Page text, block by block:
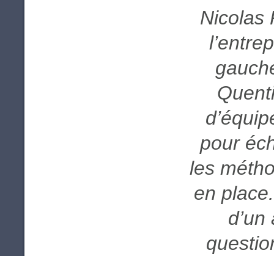
Nicolas
pour
les
en